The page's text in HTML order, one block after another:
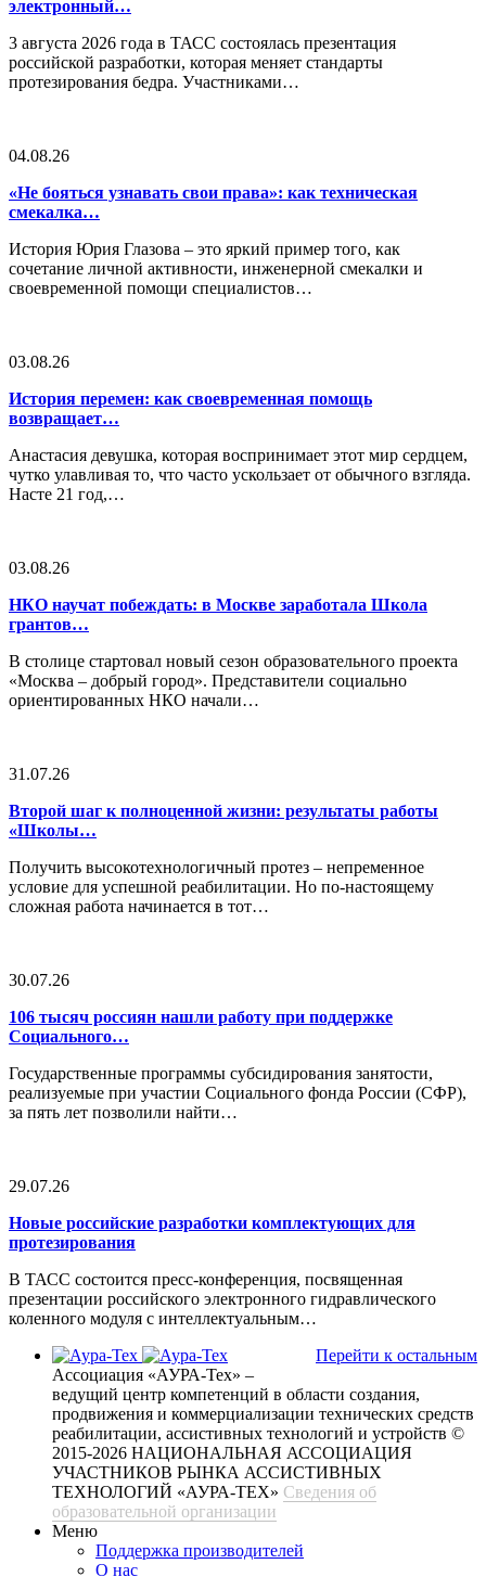
электронный…
3 августа 2026 года в ТАСС состоялась презентация
российской разработки, которая меняет стандарты
протезирования бедра. Участниками…
04.08.26
«Не бояться узнавать свои права»: как техническая
смекалка…
История Юрия Глазова – это яркий пример того, как
сочетание личной активности, инженерной смекалки и
своевременной помощи специалистов…
03.08.26
История перемен: как своевременная помощь
возвращает…
Анастасия девушка, которая воспринимает этот мир сердцем,
чутко улавливая то, что часто ускользает от обычного взгляда.
Насте 21 год,…
03.08.26
НКО научат побеждать: в Москве заработала Школа
грантов…
В столице стартовал новый сезон образовательного проекта
«Москва – добрый город». Представители социально
ориентированных НКО начали…
31.07.26
Второй шаг к полноценной жизни: результаты работы
«Школы…
Получить высокотехнологичный протез – непременное
условие для успешной реабилитации. Но по-настоящему
сложная работа начинается в тот…
30.07.26
106 тысяч россиян нашли работу при поддержке
Социального…
Государственные программы субсидирования занятости,
реализуемые при участии Социального фонда России (СФР),
за пять лет позволили найти…
29.07.26
Новые российские разработки комплектующих для
протезирования
В ТАСС состоится пресс-конференция, посвященная
презентации российского электронного гидравлического
коленного модуля с интеллектуальным…
Перейти к остальным
Ассоциация «АУРА-Тех» –
ведущий центр компетенций в области создания,
продвижения и коммерциализации технических средств
реабилитации, ассистивных технологий и устройств ©
2015-2026 НАЦИОНАЛЬНАЯ АССОЦИАЦИЯ
УЧАСТНИКОВ РЫНКА АССИСТИВНЫХ
ТЕХНОЛОГИЙ «АУРА-ТЕХ» Сведения об
образовательной организации
Меню
Поддержка производителей
О нас